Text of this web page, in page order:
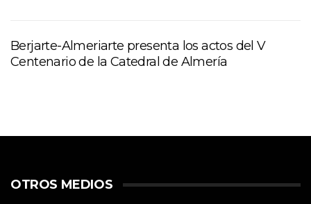
Berjarte-Almeriarte presenta los actos del V
Centenario de la Catedral de Almería
OTROS MEDIOS